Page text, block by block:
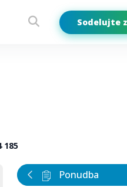
Sodelujte
185
Ponudba